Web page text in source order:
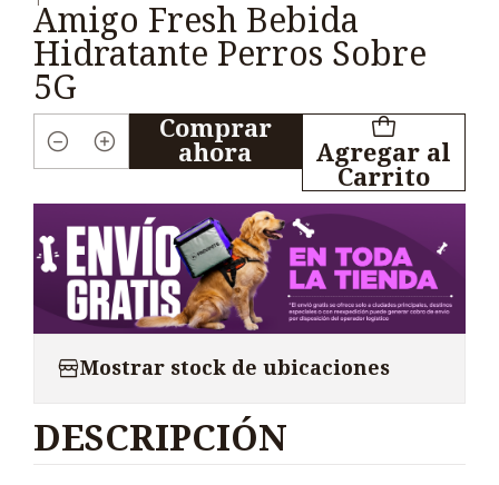
Amigo Fresh Bebida
Hidratante Perros Sobre
5G
Cantidad
Agregar al
Carrito
Comprar
ahora
Mostrar stock de ubicaciones
DESCRIPCIÓN